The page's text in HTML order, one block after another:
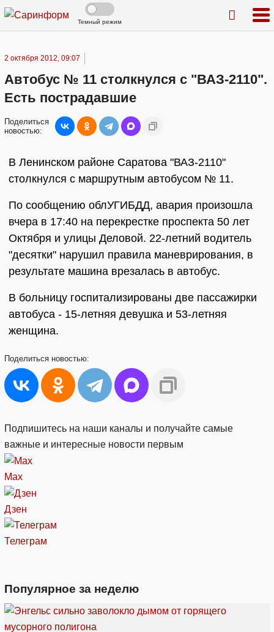
Темный режим
2 октября 2012, 09:07
Автобус № 11 столкнулся с "ВАЗ-2110".
Есть пострадавшие
Поделиться
новостью:
В Ленинском районе Саратова "ВАЗ-2110"
столкнулся с маршрутным автобусом № 11.
По сообщению облУГИБДД, авария произошла
вчера в 17:40 на перекрестке проспекта 50 лет
Октября и улицы Деловой. 22-летний водитель
"десятки" нарушил правила маневрирования, в
результате машина врезалась в автобус.
В больницу госпитализированы две пассажирки
автобуса - 15-летняя девушка и 53-летняя
женщина.
Поделиться новостью:
Подпишитесь на наши каналы и получайте самые
важные и интересные новости первым
Max
Дзен
Телеграм
Популярное за неделю